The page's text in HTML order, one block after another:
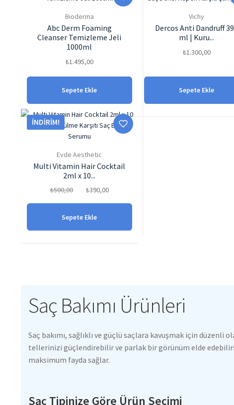
Bioderma
Abc Derm Foaming
Cleanser Temizleme Jeli
1000ml
₺1.495,00
Sepete Ekle
Vichy
Dercos Anti Dandruff
ml | Kuru...
₺1.300,00
Sepete Ekle
Evde Aesthetic
Multi Vitamin Hair Cocktail
2ml x 10...
İNDIRIM!
₺500,00
Orijinal
₺390,00Şu
Sepete Ekle
Saç Bakımı Ürünleri
Saç bakımı, sağlıklı ve güçlü saçlara kavuşmak için
tellerinizi güçlendirebilir ve parlak bir görünüm elde
maksimum fayda sağlar.
Saç Tipinize Göre Ürün Seçimi